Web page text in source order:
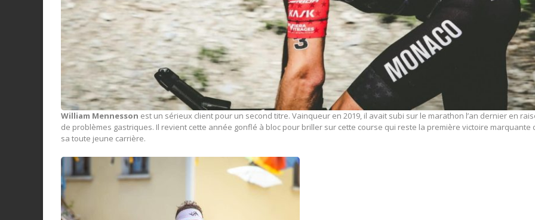
William Mennesson est un sérieux client pour un second titre. Vainqueur en 2019, il avait subi sur le marathon l’an dernier en
de problèmes gastriques. Il revient cette année gonflé à bloc pour briller sur cette course qui reste la première victoire marquante
sa toute jeune carrière.